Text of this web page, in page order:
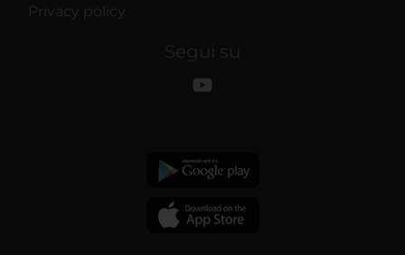
Privacy policy
Segui su